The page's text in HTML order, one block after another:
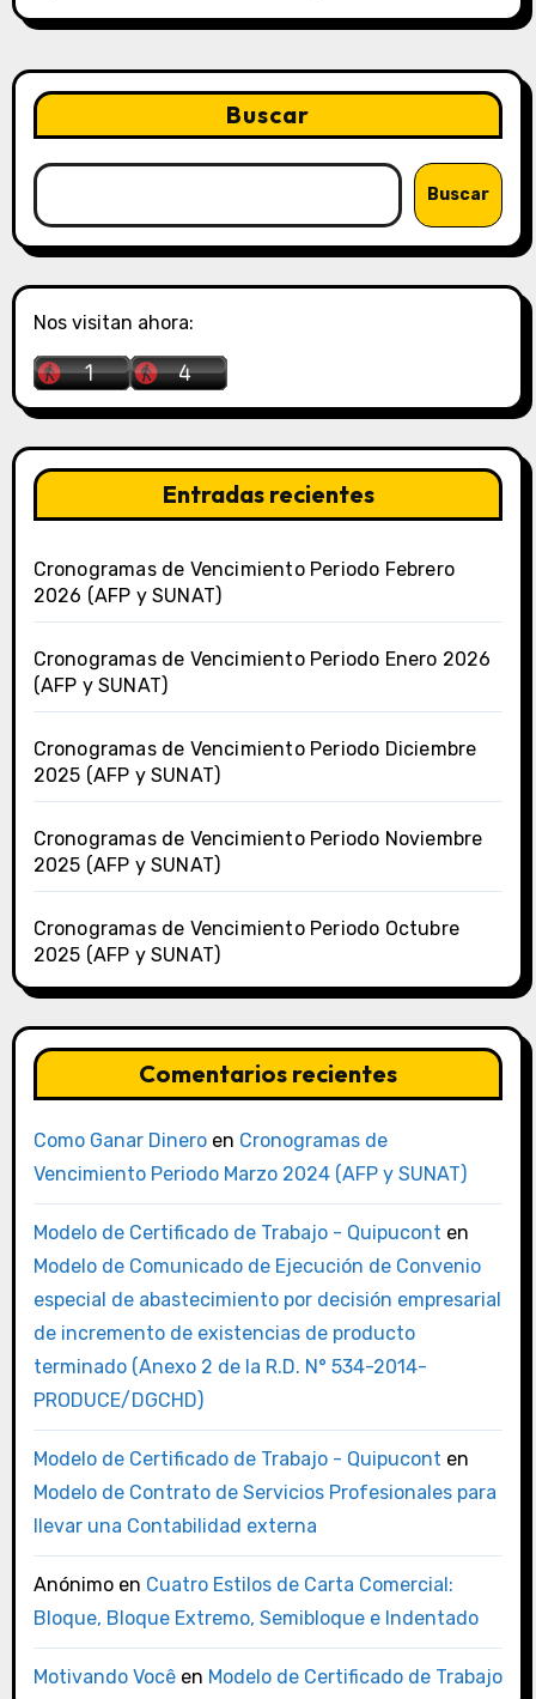
Buscar
Buscar
Nos visitan ahora:
Entradas recientes
Cronogramas de Vencimiento Periodo Febrero
2026 (AFP y SUNAT)
Cronogramas de Vencimiento Periodo Enero 2026
(AFP y SUNAT)
Cronogramas de Vencimiento Periodo Diciembre
2025 (AFP y SUNAT)
Cronogramas de Vencimiento Periodo Noviembre
2025 (AFP y SUNAT)
Cronogramas de Vencimiento Periodo Octubre
2025 (AFP y SUNAT)
Comentarios recientes
Como Ganar Dineroen Cronogramas de
Vencimiento Periodo Marzo 2024 (AFP y SUNAT)
Modelo de Certificado de Trabajo - Quipucont en
Modelo de Comunicado de Ejecución de Convenio
especial de abastecimiento por decisión empresarial
de incremento de existencias de producto
terminado (Anexo 2 de la R.D. N° 534-2014-
PRODUCE/DGCHD)
Modelo de Certificado de Trabajo - Quipucont en
Modelo de Contrato de Servicios Profesionales para
llevar una Contabilidad externa
Anónimoen Cuatro Estilos de Carta Comercial:
Bloque, Bloque Extremo, Semibloque e Indentado
Motivando Vocêen Modelo de Certificado de Trabajo